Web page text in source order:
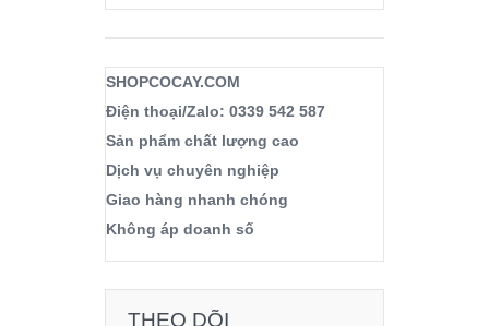
SHOPCOCAY.COM
Điện thoại/Zalo: 0339 542 587
Sản phẩm chất lượng cao
Dịch vụ chuyên nghiệp
Giao hàng nhanh chóng
Không áp doanh số
THEO DÕI